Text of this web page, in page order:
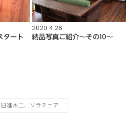
タート
2020.4.26
納品写真ご紹介～その10～
日進木工、ソラチェア